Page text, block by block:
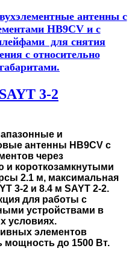
антенны с
HB9CV и с
для снятия
с относительно
SAYT 3-2
и
антенны HB9CV с
через
короткозамкнутыми
2.1 м, максимальная
3-2 и 8.4 м SAYT 2-2.
для работы с
устройствами в
условиях.
элементов
мощность до 1500 Вт.